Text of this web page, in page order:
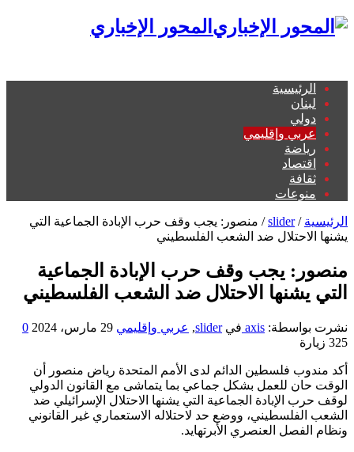
المحور الإخباري
الرئيسية
لبنان
دولي
عربي وإقليمي
رياضة
اقتصاد
ثقافة
منوعات
الرئيسية /
slider
/ منصور: يجب وقف حرب الإبادة الجماعية التي
يشنها الاحتلال ضد الشعب الفلسطيني
منصور: يجب وقف حرب الإبادة الجماعية
التي يشنها الاحتلال ضد الشعب الفلسطيني
نشرت بواسطة: axis فيslider
, عربي وإقليمي 29 مارس، 2024
0
325 زيارة
أكد مندوب فلسطين الدائم لدى الأمم المتحدة رياض منصور أن
الوقت حان للعمل بشكل جماعي بما يتماشى مع القانون الدولي
لوقف حرب الإبادة الجماعية التي يشنها الاحتلال الإسرائيلي ضد
الشعب الفلسطيني، ووضع حد لاحتلاله الاستعماري غير القانوني
ونظام الفصل العنصري الأبرتهايد.